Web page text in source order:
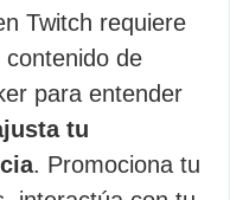
Twitch requiere
de
para entender
tu
. Promociona tu